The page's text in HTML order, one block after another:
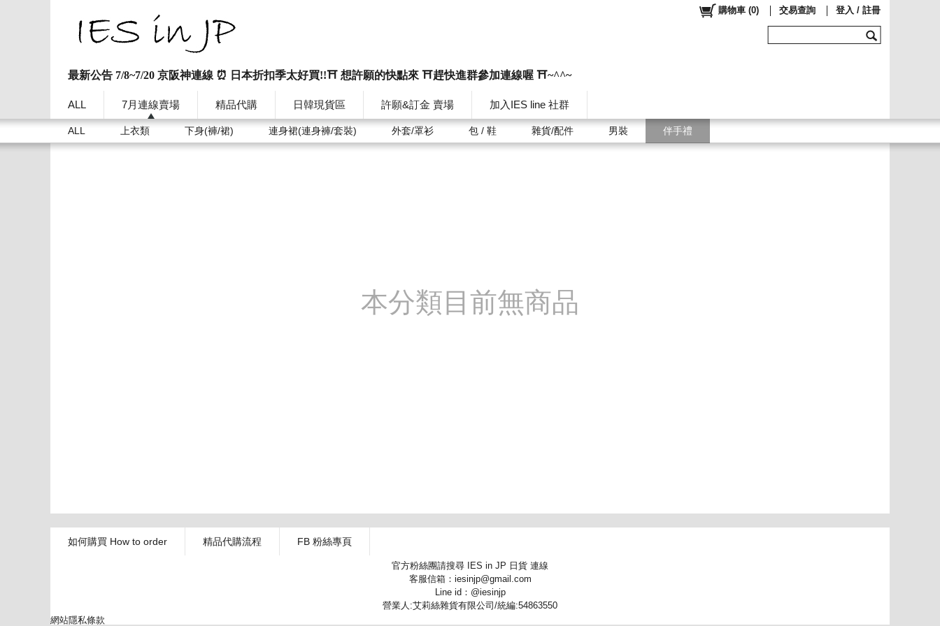
ALL 7月連線賣場 精品代購 日韓現貨區 許願&訂金 賣場 加入IES line 社群
購物車 (0) 交易查詢 登入 / 註冊
最新公告 7/8~7/20 京阪神連線 ⏰ 日本折扣季太好買!!⛩️ 想許願的快點來 ⛩️趕快進群參加連線喔 ⛩️~^^~
ALL 上衣類 下身(褲/裙) 連身裙(連身褲/套裝) 外套/罩衫 包 / 鞋 雜貨/配件 男裝 伴手禮
本分類目前無商品
如何購買 How to order 精品代購流程 FB 粉絲專頁
官方粉絲團請搜尋 IES in JP 日貨 連線
客服信箱：iesinjp@gmail.com
Line id：@iesinjp
營業人:艾莉絲雜貨有限公司/統編:54863550
網站隱私條款